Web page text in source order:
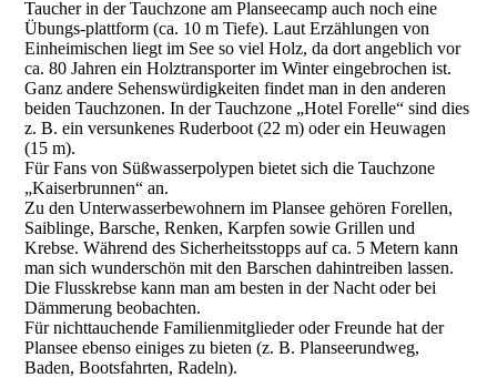
Taucher in der Tauchzone am Planseecamp auch noch eine
Übungs-plattform (ca. 10 m Tiefe). Laut Erzählungen von
Einheimischen liegt im See so viel Holz, da dort angeblich vor
ca. 80 Jahren ein Holztransporter im Winter eingebrochen ist.
Ganz andere Sehenswürdigkeiten findet man in den anderen
beiden Tauchzonen. In der Tauchzone „Hotel Forelle“ sind dies
z. B. ein versunkenes Ruderboot (22 m) oder ein Heuwagen
(15 m).
Für Fans von Süßwasserpolypen bietet sich die Tauchzone
„Kaiserbrunnen“ an.
Zu den Unterwasserbewohnern im Plansee gehören Forellen,
Saiblinge, Barsche, Renken, Karpfen sowie Grillen und
Krebse. Während des Sicherheitsstopps auf ca. 5 Metern kann
man sich wunderschön mit den Barschen dahintreiben lassen.
Die Flusskrebse kann man am besten in der Nacht oder bei
Dämmerung beobachten.
Für nichttauchende Familienmitglieder oder Freunde hat der
Plansee ebenso einiges zu bieten (z. B. Planseerundweg,
Baden, Bootsfahrten, Radeln).